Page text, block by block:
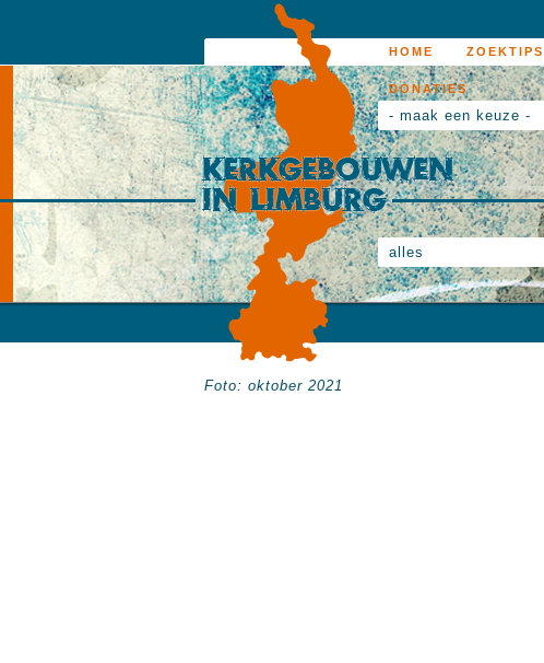
HOME ZOEKTIPS
DONATIES
- maak een keuze -
alles
Foto: oktober 2021